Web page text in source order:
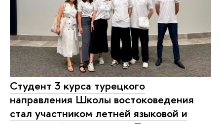
Студент 3 курса турецкого
направления Школы востоковедения
стал участником летней языковой и